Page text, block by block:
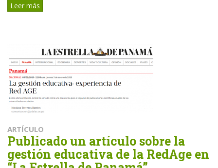
Leer más
ARTÍCULO
Publicado un artículo sobre la
gestión educativa de la RedAge en